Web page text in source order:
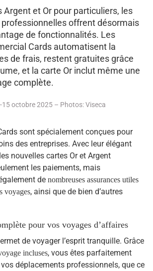
Argent et Or pour particuliers, les
offrent désormais
de fonctionnalités. Les
Cards automatisent la
de frais, restent gratuites grâce
et la carte Or inclut même une
complète.
15 octobre 2025 – Photos: Viseca
sont spécialement conçues pour
des entreprises. Avec leur élégant
nouvelles cartes Or et Argent
les paiements, mais
de nombreuses assurances utiles
voyages, ainsi que de bien d’autres
pour vos voyages d’affaires
de voyager l’esprit tranquille. Grâce
incluses, vous êtes parfaitement
déplacements professionnels, que ce